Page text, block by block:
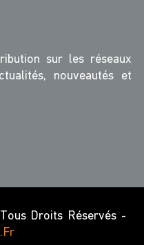
sur les réseaux
nouveautés et
Droits Réservés -